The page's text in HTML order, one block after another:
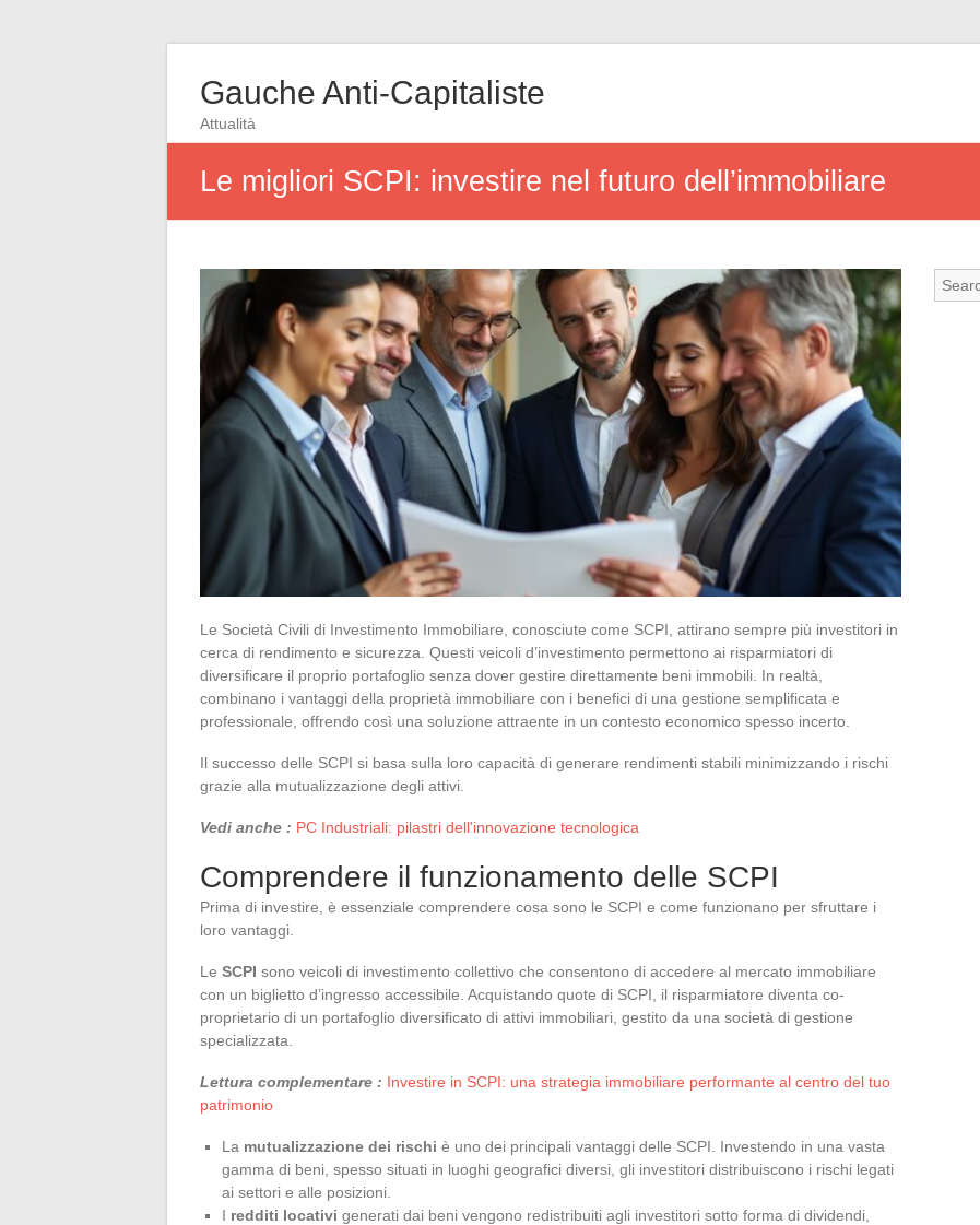
Gauche Anti-Capitaliste
Attualità
Le migliori SCPI: investire nel futuro dell’immobiliare
Le Società Civili di Investimento Immobiliare, conosciute come SCPI, attirano sempre più investitori in
cerca di rendimento e sicurezza. Questi veicoli d’investimento permettono ai risparmiatori di
diversificare il proprio portafoglio senza dover gestire direttamente beni immobili. In realtà,
combinano i vantaggi della proprietà immobiliare con i benefici di una gestione semplificata e
professionale, offrendo così una soluzione attraente in un contesto economico spesso incerto.
Il successo delle SCPI si basa sulla loro capacità di generare rendimenti stabili minimizzando i rischi
grazie alla mutualizzazione degli attivi.
Vedi anche : PC Industriali: pilastri dell'innovazione tecnologica
Comprendere il funzionamento delle SCPI
Prima di investire, è essenziale comprendere cosa sono le SCPI e come funzionano per sfruttare i
loro vantaggi.
Le SCPI sono veicoli di investimento collettivo che consentono di accedere al mercato immobiliare
con un biglietto d’ingresso accessibile. Acquistando quote di SCPI, il risparmiatore diventa co-
proprietario di un portafoglio diversificato di attivi immobiliari, gestito da una società di gestione
specializzata.
Lettura complementare : Investire in SCPI: una strategia immobiliare performante al centro del tuo
patrimonio
La mutualizzazione dei rischi è uno dei principali vantaggi delle SCPI. Investendo in una vasta
gamma di beni, spesso situati in luoghi geografici diversi, gli investitori distribuiscono i rischi legati
ai settori e alle posizioni.
I redditi locativi generati dai beni vengono redistribuiti agli investitori sotto forma di dividendi,